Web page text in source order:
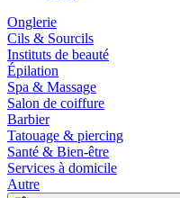
Onglerie
Cils & Sourcils
Instituts de beauté
Épilation
Spa & Massage
Salon de coiffure
Barbier
Tatouage & piercing
Santé & Bien-être
Services à domicile
Autre